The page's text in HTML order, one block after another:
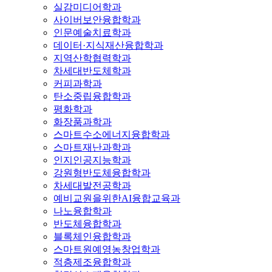
실감미디어학과
사이버보안융합학과
인문예술치료학과
데이터·지식재산융합학과
지역산학협력학과
차세대반도체학과
커피과학과
탄소중립융합학과
평화학과
화장품과학과
스마트수소에너지융합학과
스마트재난과학과
인지인공지능학과
강원형반도체융합학과
차세대발전공학과
예비교원을위한AI융합교육과
나노융합학과
반도체융합학과
블록체인융합학과
스마트원예영농창업학과
적층제조융합학과